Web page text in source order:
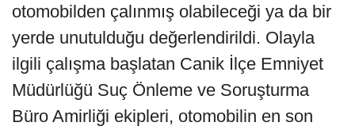
otomobilden çalınmış olabileceği ya da bir
yerde unutulduğu değerlendirildi. Olayla
ilgili çalışma başlatan Canik İlçe Emniyet
Müdürlüğü Suç Önleme ve Soruşturma
Büro Amirliği ekipleri, otomobilin en son